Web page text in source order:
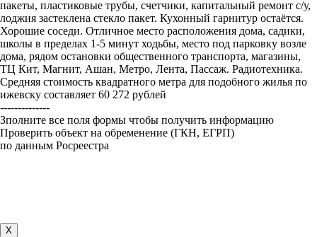
пакеты, пластиковые трубы, счетчики, капитальный ремонт с/у,
лоджия застеклена стекло пакет. Кухонный гарнитур остаётся.
Хорошие соседи. Отличное место расположения дома, садики,
школы в пределах 1-5 минут ходьбы, место под парковку возле
дома, рядом остановки общественного транспорта, магазины,
ТЦ Кит, Магнит, Ашан, Метро, Лента, Пассаж. Радиотехника.
Средняя стоимость квадратного метра для подобного жилья по
ижевску составляет 60 272 рублей
--------------
Зполните все поля формы чтобы получить информацию
Проверить объект на обременение (ГКН, ЕГРП)
по данным Росреестра
X